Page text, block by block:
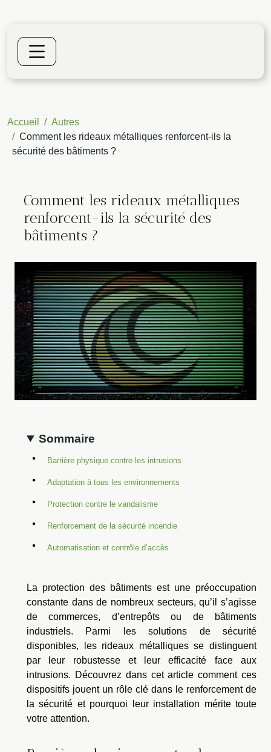
Accueil
Autres
Comment les rideaux métalliques renforcent-ils la
sécurité des bâtiments ?
Comment les rideaux métalliques
renforcent-ils la sécurité des
bâtiments ?
Sommaire
Barrière physique contre les intrusions
Adaptation à tous les environnements
Protection contre le vandalisme
Renforcement de la sécurité incendie
Automatisation et contrôle d’accès
La protection des bâtiments est une préoccupation
constante dans de nombreux secteurs, qu’il s’agisse
de commerces, d’entrepôts ou de bâtiments
industriels. Parmi les solutions de sécurité
disponibles, les rideaux métalliques se distinguent
par leur robustesse et leur efficacité face aux
intrusions. Découvrez dans cet article comment ces
dispositifs jouent un rôle clé dans le renforcement de
la sécurité et pourquoi leur installation mérite toute
votre attention.